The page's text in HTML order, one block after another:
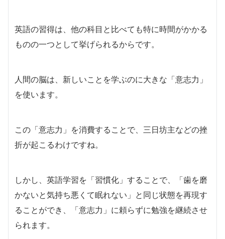
英語の習得は、他の科目と比べても特に時間がかかる
ものの一つとして挙げられるからです。
人間の脳は、新しいことを学ぶのに大きな「意志力」
を使います。
この「意志力」を消費することで、三日坊主などの挫
折が起こるわけですね。
しかし、英語学習を「習慣化」することで、「歯を磨
かないと気持ち悪くて眠れない」と同じ状態を再現す
ることができ、「意志力」に頼らずに勉強を継続させ
られます。